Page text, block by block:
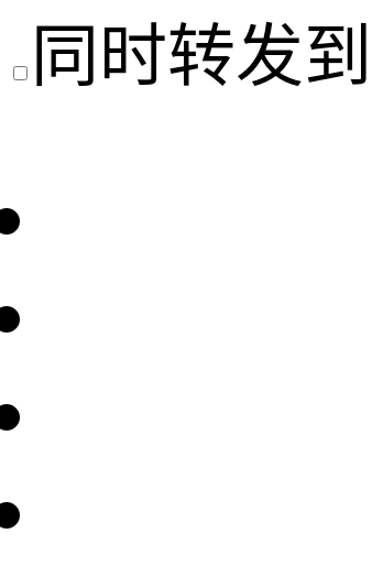
同时转发